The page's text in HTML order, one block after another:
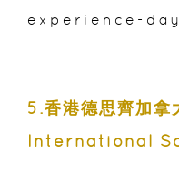
experience-
5.香港德思齊加拿
International